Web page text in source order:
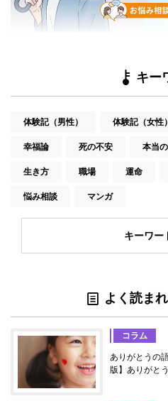
キー
体験記（男性） 体験記（女性）
幸福論 死の不安 本当
生き方 職場 運命
悩み相談 マンガ
キーワー
よく読ま
コラム
ありがとうの
版】ありがと